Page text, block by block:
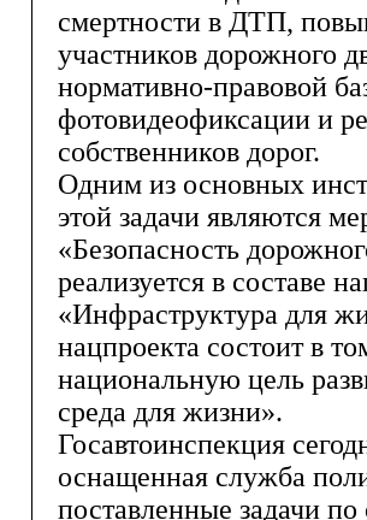
смертности в ДТП,
участников дорожного
нормативно-правовой
фотовидеофиксации и
собственников дорог.
Одним из основных
этой задачи являются
«Безопасность
реализуется в составе
«Инфраструктура для
нацпроекта состоит в
национальную цель
среда для жизни».
Госавтоинспекция
оснащенная служба
поставленные задачи